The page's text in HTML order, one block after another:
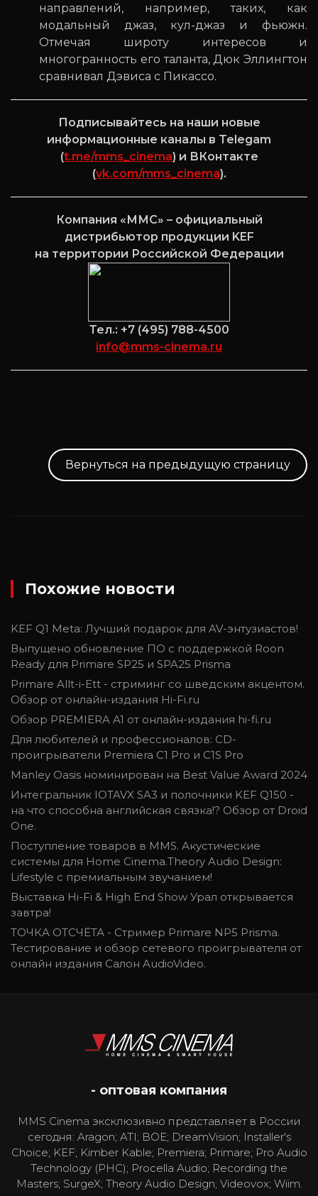
направлений, например, таких, как
модальный джаз, кул-джаз и фьюжн.
Отмечая широту интересов и
многогранность его таланта, Дюк Эллингтон
сравнивал Дэвиса с Пикассо.
Подписывайтесь на наши новые
информационные каналы в Telegam
(t.me/mms_cinema) и ВКонтакте
(vk.com/mms_cinema).
Компания «ММС» – официальный
дистрибьютор продукции KEF
на территории Российской Федерации
Тел.: +7 (495) 788-4500
info@mms-cinema.ru
Вернуться на предыдущую страницу
Похожие новости
KEF Q1 Meta: Лучший подарок для AV-энтузиастов!
Выпущено обновление ПО с поддержкой Roon
Ready для Primare SP25 и SPA25 Prisma
Primare Allt-i-Ett - стриминг со шведским акцентом.
Обзор от онлайн-издания Hi-Fi.ru
Обзор PREMIERA A1 от онлайн-издания hi-fi.ru
Для любителей и профессионалов: CD-
проигрыватели Premiera C1 Pro и C1S Pro
Manley Oasis номинирован на Best Value Award 2024
Интегральник IOTAVX SA3 и полочники KEF Q150 -
на что способна английская связка!? Обзор от Droid
One.
Поступление товаров в MMS. Акустические
системы для Home Cinema.Theory Audio Design:
Lifestyle с премиальным звучанием!
Выставка Hi-Fi & High End Show Урал открывается
завтра!
ТОЧКА ОТСЧЁТА - Стример Primare NP5 Prisma.
Тестирование и обзор сетевого проигрывателя от
онлайн издания Салон AudioVideo.
- оптовая компания
MMS Cinema эксклюзивно представляет в России
сегодня: Aragon; ATI; BOE; DreamVision; Installer's
Choice; KEF; Kimber Kable; Premiera; Primare; Pro Audio
Technology (PHC); Procella Audio; Recording the
Masters; SurgeX; Theory Audio Design; Videovox; Wiim.